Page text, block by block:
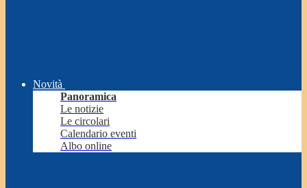
Novità
Panoramica
Le notizie
Le circolari
Calendario eventi
Albo online